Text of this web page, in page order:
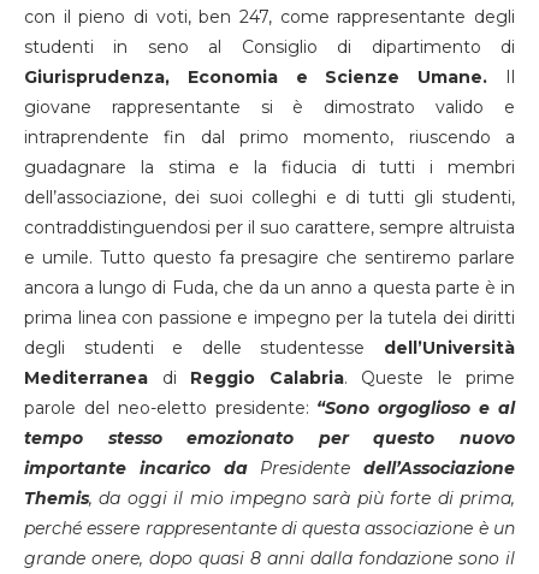
con il pieno di voti, ben 247, come rappresentante degli
studenti in seno al Consiglio di dipartimento di
Giurisprudenza, Economia e Scienze Umane.
giovane rappresentante si è dimostrato valido e
intraprendente fin dal primo momento, riuscendo a
guadagnare la stima e la fiducia di tutti i membri
dell’associazione, dei suoi colleghi e di tutti gli studenti,
contraddistinguendosi per il suo carattere, sempre altruista
e umile. Tutto questo fa presagire che sentiremo parlare
ancora a lungo di Fuda, che da un anno a questa parte è in
prima linea con passione e impegno per la tutela dei diritti
degli studenti e delle studentesse dell’Università
Mediterranea di Reggio Calabria. Queste le prime
parole del neo-eletto presidente: “Sono orgoglioso e al
tempo stesso emozionato per questo nuovo
importante incarico daPresidente dell’Associazione
Themis, da oggi il mio impegno sarà più forte di prima,
perché essere rappresentante di questa associazione è un
grande onere, dopo quasi 8 anni dalla fondazione sono il